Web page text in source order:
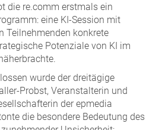
die re.comm erstmals ein
eine KI-Session mit
Teilnehmenden konkrete
Potenziale von KI im
wurde der dreitägige
Probst, Veranstalterin und
der epmedia
die besondere Bedeutung des